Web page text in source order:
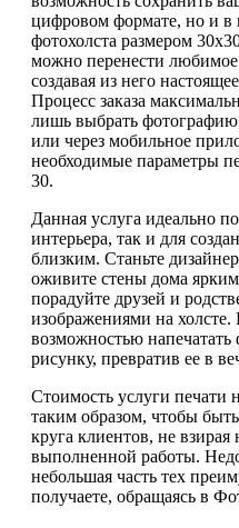
цифровом формате, но и в
фотохолста размером
можно перенести любимое
создавая из него
Процесс заказа
лишь выбрать
или через мобильное
необходимые параметры
30.
Данная услуга идеально
интерьера, так и для
близким. Станьте
оживите стены дома
порадуйте друзей и
изображениями на холсте.
возможностью
рисунку, превратив ее в
Стоимость услуги печати
таким образом, чтобы
круга клиентов, не взирая
выполненной работы.
небольшая часть тех
получаете, обращаясь в